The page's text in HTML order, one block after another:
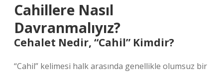
Cahillere Nasıl
Davranmalıyız?
Cehalet Nedir, “Cahil” Kimdir?
“Cahil” kelimesi halk arasında genellikle olumsuz bir